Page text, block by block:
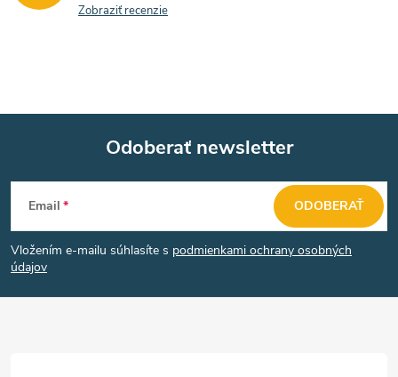
Zobraziť recenzie
Z
á
p
Odoberať newsletter
Email
Vložením e-mailu súhlasíte s podmienkami ochrany osobných
údajov
ODOBERAŤ